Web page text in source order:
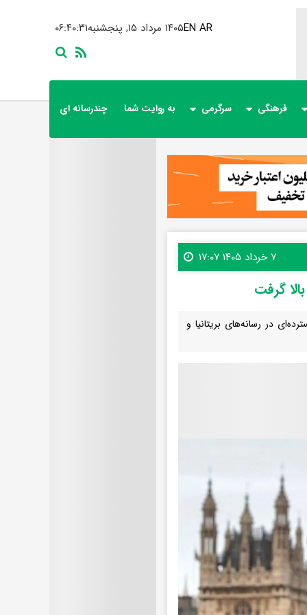
۰۶:۴۰:۳۲ ۱۴۰۵ مرداد ۱۵, پنجشنبهEN AR
فرهنگی سرگرمی به روایت شما چندرسانه ای
۷ خرداد ۱۴۰۵ ۱۷:۰۷
گرفت
در رسانه‌های بریتانیا و